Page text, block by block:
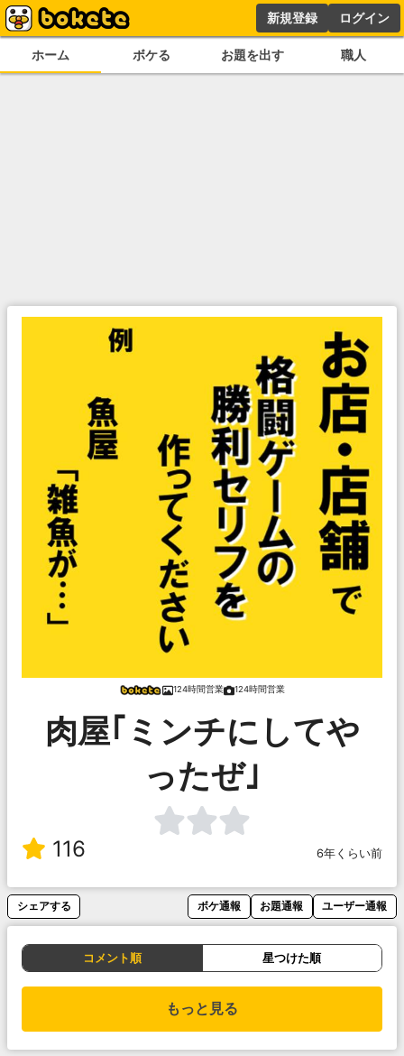
新規登録 ログイン
ホーム ボケる お題を出す 職人
124時間営業 124時間営業
肉屋｢ミンチにしてや
ったぜ｣
116 6年くらい前
シェアする ボケ通報 お題通報 ユーザー通報
コメント順 星つけた順
もっと見る